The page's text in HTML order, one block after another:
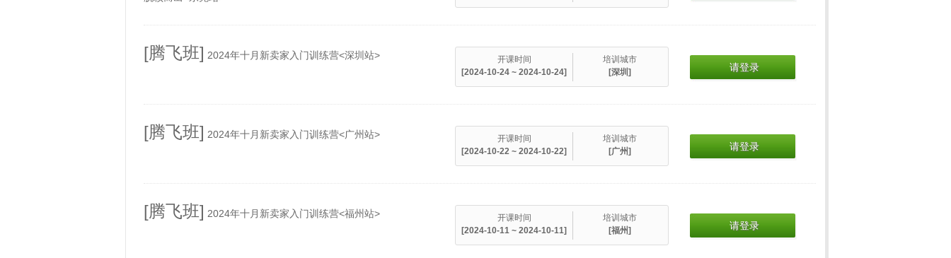
[腾飞班] 2024年十月新卖家入门训练营<深圳站>
开课时间
[2024-10-24 ~ 2024-10-24]
培训城市
[深圳]
请登录
[腾飞班] 2024年十月新卖家入门训练营<广州站>
开课时间
[2024-10-22 ~ 2024-10-22]
培训城市
[广州]
请登录
[腾飞班] 2024年十月新卖家入门训练营<福州站>
开课时间
[2024-10-11 ~ 2024-10-11]
培训城市
[福州]
请登录